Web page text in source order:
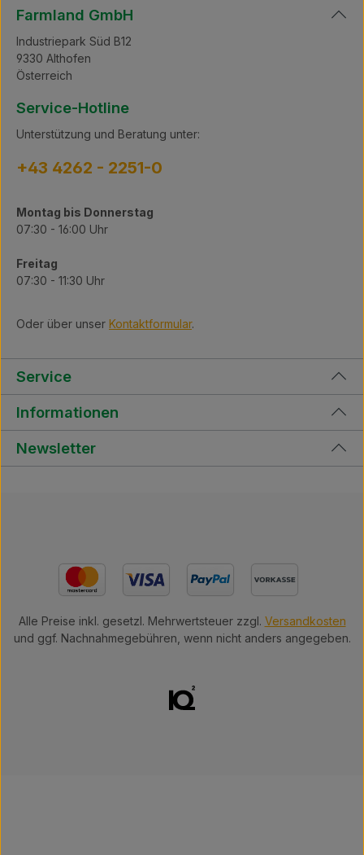
Farmland GmbH
Industriepark Süd B12
9330 Althofen
Österreich
Service-Hotline
Unterstützung und Beratung unter:
+43 4262 - 2251-0
Montag bis Donnerstag
07:30 - 16:00 Uhr
Freitag
07:30 - 11:30 Uhr
Oder über unser Kontaktformular.
Service
Informationen
Newsletter
Alle Preise inkl. gesetzl. Mehrwertsteuer zzgl. Versandkosten
und ggf. Nachnahmegebühren, wenn nicht anders angegeben.